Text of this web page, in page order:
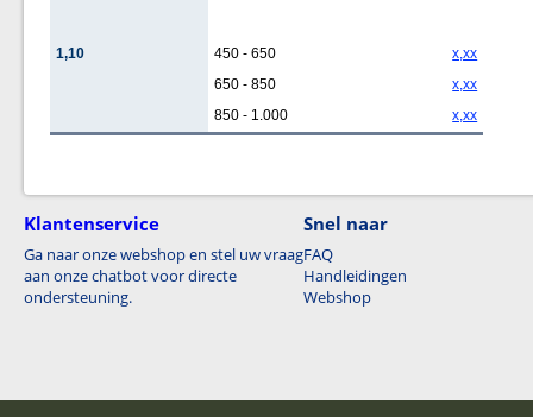
1,10 450 - 650
x,xx
650 - 850
x,xx
850 - 1.000
x,xx
Klantenservice
Ga naar onze webshop en stel uw vraag
aan onze chatbot voor directe
ondersteuning.
Snel naar
FAQ
Handleidingen
Webshop